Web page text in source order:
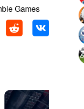
Games